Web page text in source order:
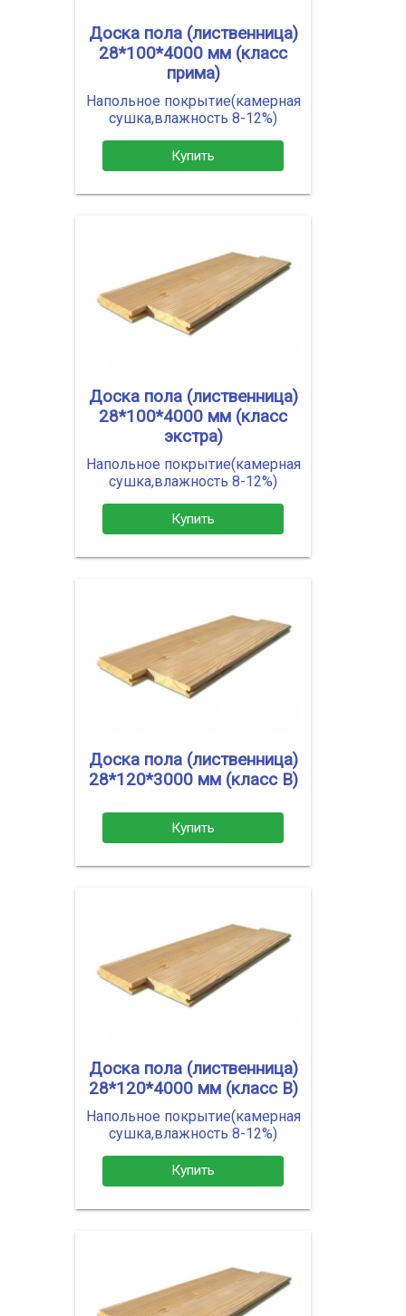
Доска пола (лиственница)
28*100*4000 мм (класс
прима)
Напольное покрытие(камерная
сушка,влажность 8-12%)
Купить
Доска пола (лиственница)
28*100*4000 мм (класс
экстра)
Напольное покрытие(камерная
сушка,влажность 8-12%)
Купить
Доска пола (лиственница)
28*120*3000 мм (класс В)
Купить
Доска пола (лиственница)
28*120*4000 мм (класс В)
Напольное покрытие(камерная
сушка,влажность 8-12%)
Купить